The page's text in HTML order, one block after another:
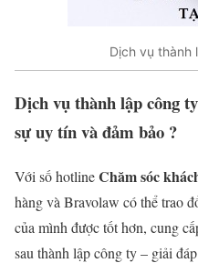
Dịch vụ thành
Dịch vụ thành lập công
sự uy tín và đảm bảo ?
Với số hotlineChăm sóc
hàng và Bravolaw có thể trao
của mình được tốt hơn, cung
sau thành lập công ty – giải